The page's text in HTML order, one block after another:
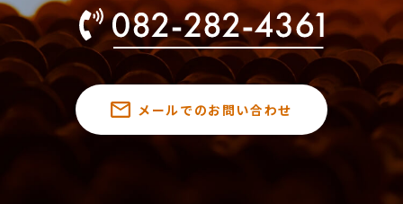
メールでのお問い合わせ